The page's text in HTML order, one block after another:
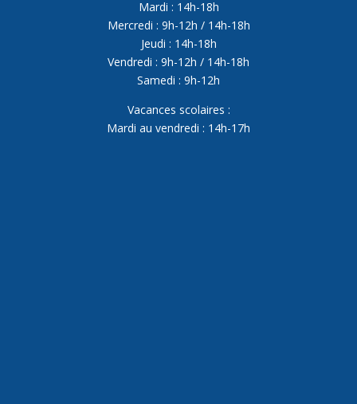
Mardi : 14h-18h
Mercredi : 9h-12h / 14h-18h
Jeudi : 14h-18h
Vendredi : 9h-12h / 14h-18h
Samedi : 9h-12h
Vacances scolaires :
Mardi au vendredi : 14h-17h